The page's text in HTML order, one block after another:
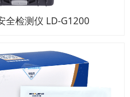
全检测仪 LD-G1200